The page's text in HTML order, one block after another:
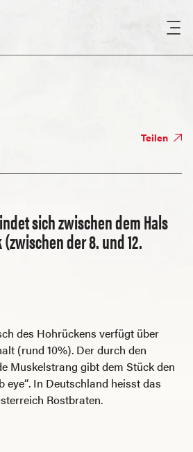
Teilen
sich zwischen dem Hals
der 8. und 12.
des Hohrückens verfügt über
(rund 10%). Der durch den
Muskelstrang gibt dem Stück den
eye“. In Deutschland heisst das
Rostbraten.